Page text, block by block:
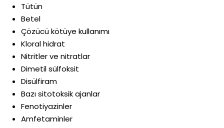
Tütün
Betel
Çözücü kötüye kullanımı
Kloral hidrat
Nitritler ve nitratlar
Dimetil sülfoksit
Disülfiram
Bazı sitotoksik ajanlar
Fenotiyazinler
Amfetaminler